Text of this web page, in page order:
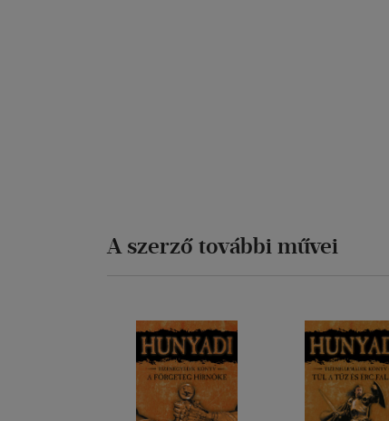
A szerző további művei